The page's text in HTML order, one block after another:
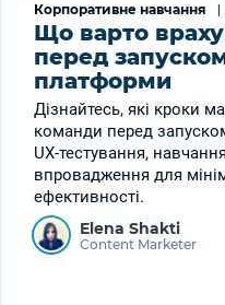
Корпоративне навчання
Що варто
перед
платформи
Дізнайтесь, які кроки
команди перед
UX-тестування,
впровадження для
ефективності.
Elena Shakti
Content Marketer